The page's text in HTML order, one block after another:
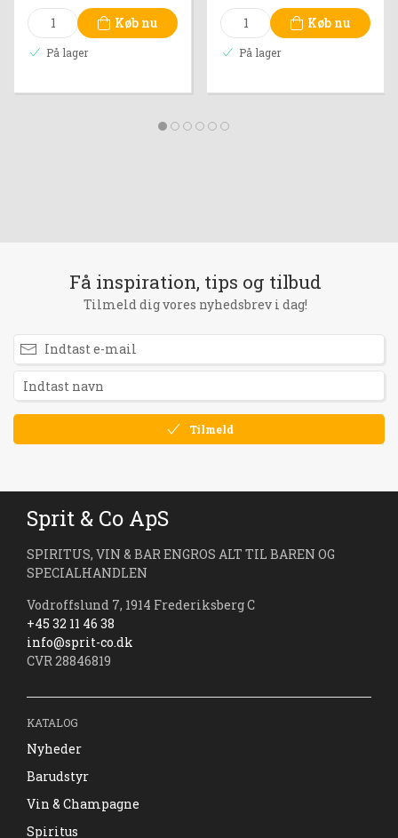
Køb nu
På lager
Køb nu
På lager
Få inspiration, tips og tilbud
Tilmeld dig vores nyhedsbrev i dag!
Tilmeld
Sprit & Co ApS
SPIRITUS, VIN & BAR ENGROS ALT TIL BAREN OG
SPECIALHANDLEN
Vodroffslund 7, 1914 Frederiksberg C
+45 32 11 46 38
info@sprit-co.dk
CVR 28846819
KATALOG
Nyheder
Barudstyr
Vin & Champagne
Spiritus